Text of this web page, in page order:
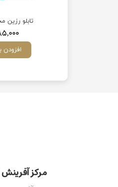
۳۸۵,۰۰۰
افزودن
مركز